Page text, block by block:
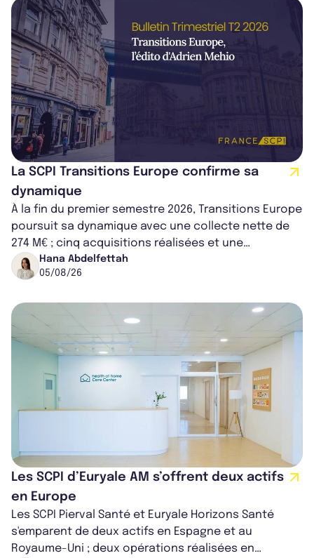
La SCPI Transitions Europe confirme sa
dynamique
À la fin du premier semestre 2026, Transitions Europe
poursuit sa dynamique avec une collecte nette de
274 M€ ; cinq acquisitions réalisées et une
capitalisation portée à 1,38 Md€....
Hana Abdelfettah
05/08/26
Les SCPI d’Euryale AM s’offrent deux actifs
en Europe
Les SCPI Pierval Santé et Euryale Horizons Santé
s'emparent de deux actifs en Espagne et au
Royaume-Uni ; deux opérations réalisées en